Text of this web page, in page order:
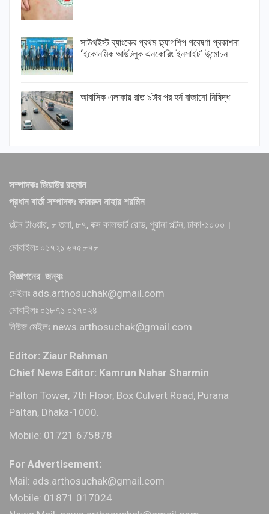
সাউথইস্ট ব্যাংকের প্রথম ফ্ল্যাগশিপ গবেষণা প্রকাশনা
‘ইকোনমিক আউটলুক এনকোরিং ইনসাইট’ উন্মোচন
আবাসিক এলাকায় রাত ৯টার পর হর্ন বাজানো নিষিদ্ধ
সম্পাদকঃ জিয়াউর রহমান
প্রধান বার্তা সম্পাদকঃ কামরুন নাহার শরমিন
পল্টন টাওয়ার, ৮ তলা, ৮৭, বক্স কালভার্ট রোড, পুরানা পল্টন, ঢাকা-১০০০।
মোবাইলঃ ০১৭২১ ৬৭৫৮৭৮
বিজ্ঞাপনের জন্যঃ
মেইলঃ ads.arthosuchak@gmail.com
মোবাইলঃ ০১৮৭১ ০১৭০২৪
নিউজ মেইলঃ news.arthosuchak@gmail.com
Editor: Ziaur Rahman
Chief News Editor: Kamrun Nahar Sharmin
Palton Tower, 7th Floor, Box Culvert Road, Purana
Paltan, Dhaka-1000.
Mobile: 01721 675878
For Advertisement:
Mail: ads.arthosuchak@gmail.com
Mobile: 01871 017024